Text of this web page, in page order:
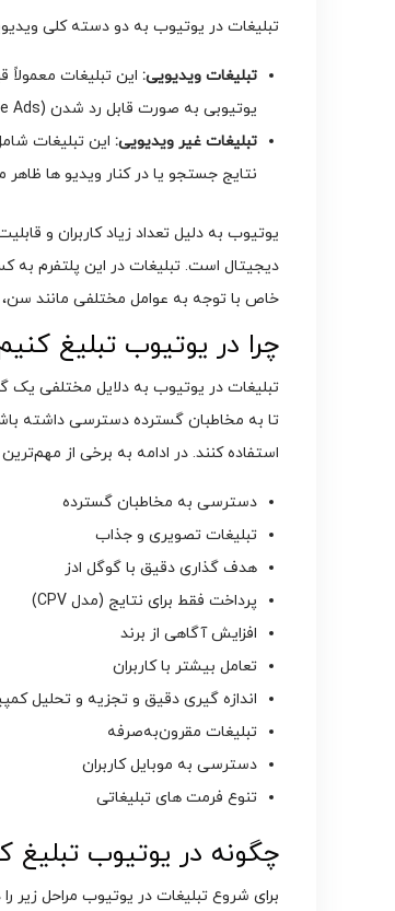
تبلیغات در یوتیوب به دو دسته کلی
تبلیغات ویدیویی: این تبلیغات
یوتیوبی به صورت قابل رد شدن (Skippable Ads) یا غیر قابل رد شدن (Non-Skippable Ads) نیز وجود دارند.
تبلیغات غیر ویدیویی:
نتایج جستجو یا در کنار ویدیو ها
یوتیوب به دلیل تعداد زیاد کاربران و
دیجیتال است. تبلیغات در این پلتفرم به
خاص با توجه به عوامل مختلفی مانند
چرا در یوتیوب تبلیغ
تبلیغات در یوتیوب به دلایل مختلفی
تا به مخاطبان گسترده دسترسی داشته
استفاده کنند. در ادامه به برخی از
دسترسی به مخاطبان گسترده
تبلیغات تصویری و جذاب
هدف ‌گذاری دقیق با گوگل ادز
پرداخت فقط برای نتایج (مدل CPV)
افزایش آگاهی از برند
تعامل بیشتر با کاربران
اندازه ‌گیری دقیق و تجزیه و تحلیل
تبلیغات مقرون‌به‌صرفه
دسترسی به موبایل کاربران
تنوع فرمت ‌های تبلیغاتی
چگونه در یوتیوب تبلیغ
برای شروع تبلیغات در یوتیوب مراحل زیر را